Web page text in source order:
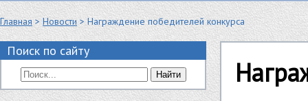
Главная>Новости> Награждение победителей конкурса
Поиск по сайту
Найти